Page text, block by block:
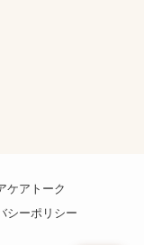
ケアトーク
シーポリシー